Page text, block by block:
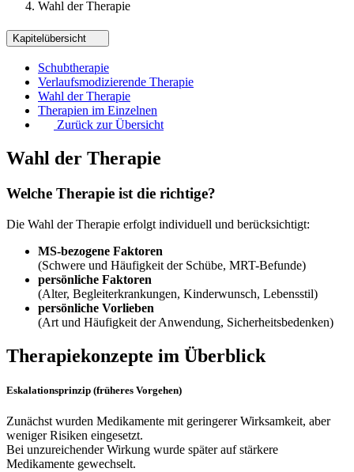
Wahl der Therapie
Kapitelübersicht
Schubtherapie
Verlaufsmodizierende Therapie
Wahl der Therapie
Therapien im Einzelnen
Zurück zur Übersicht
Wahl der Therapie
Welche Therapie ist die richtige?
Die Wahl der Therapie erfolgt individuell und berücksichtigt:
MS-bezogene Faktoren
(Schwere und Häufigkeit der Schübe, MRT-Befunde)
persönliche Faktoren
(Alter, Begleiterkrankungen, Kinderwunsch, Lebensstil)
persönliche Vorlieben
(Art und Häufigkeit der Anwendung, Sicherheitsbedenken)
Therapiekonzepte im Überblick
Eskalationsprinzip (früheres Vorgehen)
Zunächst wurden Medikamente mit geringerer Wirksamkeit, aber
weniger Risiken eingesetzt.
Bei unzureichender Wirkung wurde später auf stärkere
Medikamente gewechselt.